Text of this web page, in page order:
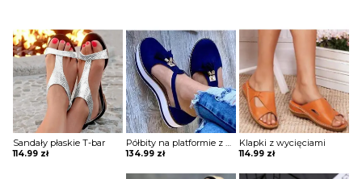
Sandały płaskie T-bar
114.99 zł 134.99 zł
Klapki z wycięciami
114.99 zł